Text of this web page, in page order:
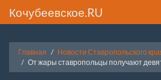
Кочубеевское.RU
Главная
Новости Ставропольского
От жары ставропольцы получают